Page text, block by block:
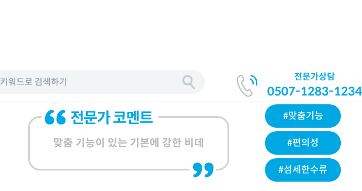
키워드로 검색하기 전문가상담
0507-1283-1234
맞춤 기능이 있는 기본에 강한 비데
#맞춤기능
#편의성
#섬세한수류